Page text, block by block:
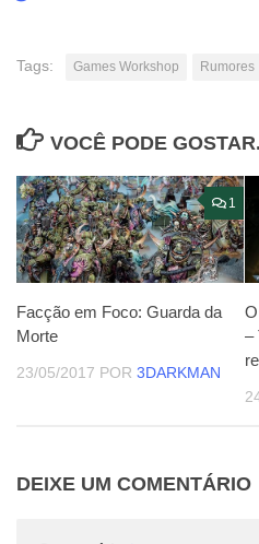
Tags: Games Workshop Rumores
VOCÊ PODE
1
Facção em Foco: Guarda da
Morte
23/05/2017 POR 3DARKMAN
–
DEIXE UM COMENTÁRIO